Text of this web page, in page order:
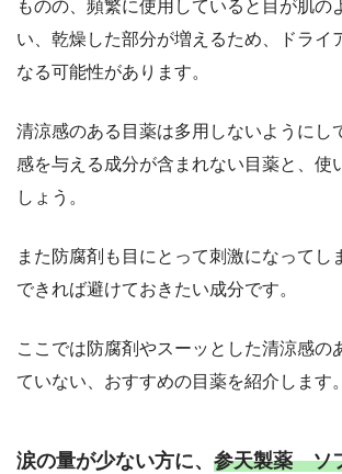
ものの、頻繁に使用していると目が肌の
い、乾燥した部分が増えるため、ドライ
なる可能性があります。
清涼感のある目薬は多用しないようにし
感を与える成分が含まれない目薬と、使
しょう。
また防腐剤も目にとって刺激になってし
できれば避けておきたい成分です。
ここでは防腐剤やスーッとした清涼感の
ていない、おすすめの目薬を紹介します。
涙の量が少ない方に、 参天製薬 ソ